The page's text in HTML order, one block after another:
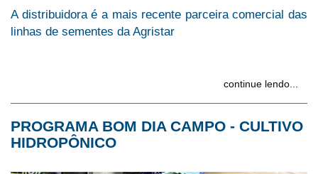
A distribuidora é a mais recente parceira comercial das
linhas de sementes da Agristar
continue lendo...
PROGRAMA BOM DIA CAMPO - CULTIVO
HIDROPÔNICO